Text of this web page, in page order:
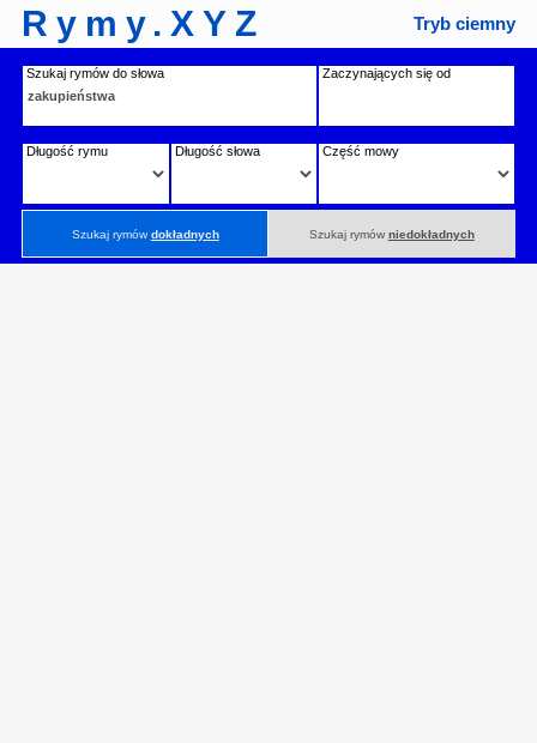
Rymy.XYZ Tryb ciemny
Szukaj rymów do słowa Zaczynających się od
Długość rymu Długość słowa Część mowy
Szukaj rymówdokładnych Szukaj rymów niedokładnych